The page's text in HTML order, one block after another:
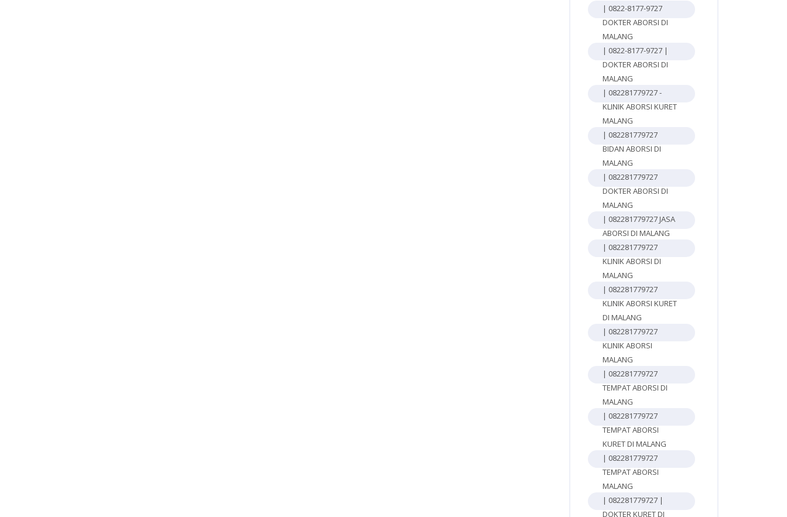
| 0822-8177-9727
DOKTER ABORSI DI
MALANG
| 0822-8177-9727 |
DOKTER ABORSI DI
MALANG
| 082281779727 -
KLINIK ABORSI KURET
MALANG
| 082281779727
BIDAN ABORSI DI
MALANG
| 082281779727
DOKTER ABORSI DI
MALANG
| 082281779727 JASA
ABORSI DI MALANG
| 082281779727
KLINIK ABORSI DI
MALANG
| 082281779727
KLINIK ABORSI KURET
DI MALANG
| 082281779727
KLINIK ABORSI
MALANG
| 082281779727
TEMPAT ABORSI DI
MALANG
| 082281779727
TEMPAT ABORSI
KURET DI MALANG
| 082281779727
TEMPAT ABORSI
MALANG
| 082281779727 |
DOKTER KURET DI